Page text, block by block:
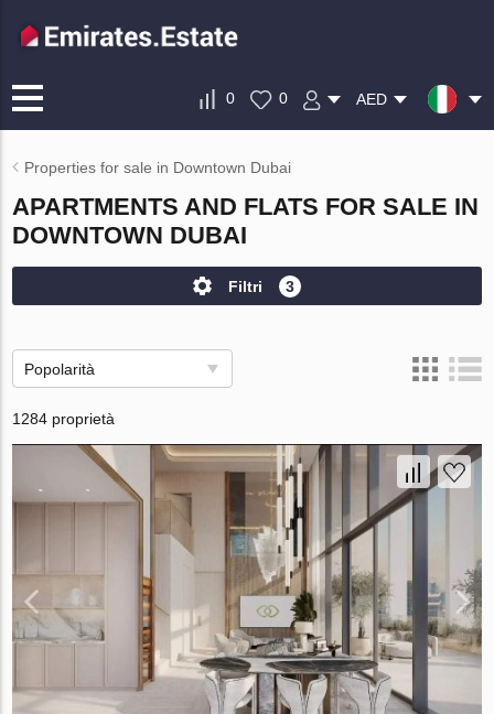
0 0 AED
Properties for sale in Downtown Dubai
APARTMENTS AND FLATS FOR SALE IN
DOWNTOWN DUBAI
Filtri 3
Popolarità
1284 proprietà